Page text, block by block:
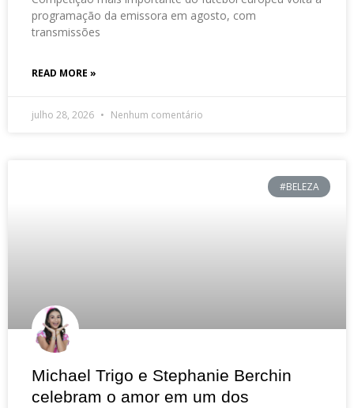
programação da emissora em agosto, com
transmissões
READ MORE »
julho 28, 2026 Nenhum comentário
#BELEZA
Michael Trigo e Stephanie Berchin
celebram o amor em um dos